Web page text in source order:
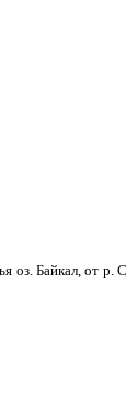
оз. Байкал, от